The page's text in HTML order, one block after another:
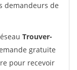
demandeurs de
Trouver-
gratuite
pour recevoir